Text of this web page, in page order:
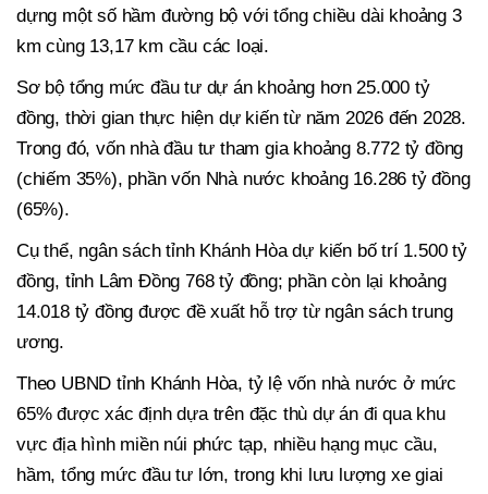
dựng một số hầm đường bộ với tổng chiều dài khoảng 3
km cùng 13,17 km cầu các loại.
Sơ bộ tổng mức đầu tư dự án khoảng hơn 25.000 tỷ
đồng, thời gian thực hiện dự kiến từ năm 2026 đến 2028.
Trong đó, vốn nhà đầu tư tham gia khoảng 8.772 tỷ đồng
(chiếm 35%), phần vốn Nhà nước khoảng 16.286 tỷ đồng
(65%).
Cụ thể, ngân sách tỉnh Khánh Hòa dự kiến bố trí 1.500 tỷ
đồng, tỉnh Lâm Đồng 768 tỷ đồng; phần còn lại khoảng
14.018 tỷ đồng được đề xuất hỗ trợ từ ngân sách trung
ương.
Theo UBND tỉnh Khánh Hòa, tỷ lệ vốn nhà nước ở mức
65% được xác định dựa trên đặc thù dự án đi qua khu
vực địa hình miền núi phức tạp, nhiều hạng mục cầu,
hầm, tổng mức đầu tư lớn, trong khi lưu lượng xe giai